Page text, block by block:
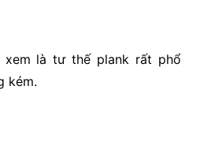
xem là tư thế plank rất phổ
kém.